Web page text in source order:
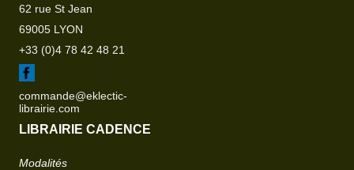
62 rue St Jean
69005 LYON
+33 (0)4 78 42 48 21
commande@eklectic-
librairie.com
LIBRAIRIE CADENCE
Modalités